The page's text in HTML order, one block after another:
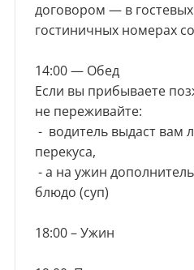
договором — в
гостиничных номерах
14:00 — Обед
Если вы прибываете
не переживайте:
- водитель выдаст вам
перекуса,
- а на ужин
блюдо (суп)
18:00 – Ужин